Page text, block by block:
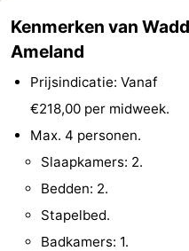
Uitkijkpunten
Attracties
-
Rondvaarten
Boerderijen
-
Speeltuinen
Minigolfbanen
Natuur
Kenmerken van
Ameland
Prijsindicatie: Vanaf
€218,00 per midweek.
Max. 4 personen.
Slaapkamers: 2.
Bedden: 2.
Stapelbed.
Badkamers: 1.